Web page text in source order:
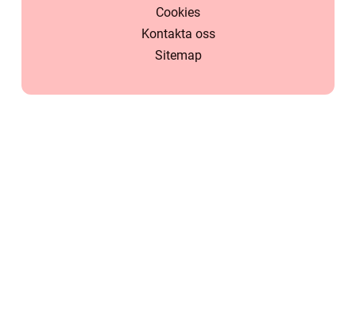
Cookies
Kontakta oss
Sitemap